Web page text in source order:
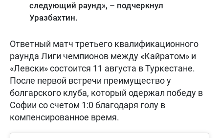
следующий раунд», – подчеркнул
Уразбахтин.
Ответный матч третьего квалификационного
раунда Лиги чемпионов между «Кайратом» и
«Левски» состоится 11 августа в Туркестане.
После первой встречи преимущество у
болгарского клуба, который одержал победу в
Софии со счетом 1:0 благодаря голу в
компенсированное время.